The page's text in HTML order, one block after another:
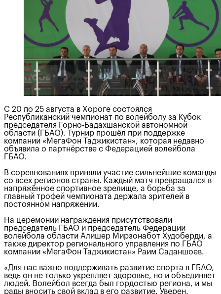
С 20 по 25 августа в Хороге состоялся
Республиканский чемпионат по волейболу за Кубок
председателя Горно-Бадахшанской автономной
области (ГБАО). Турнир прошёл при поддержке
компании «МегаФон Таджикистан», которая недавно
объявила о партнёрстве с Федерацией волейбола
ГБАО.
В соревнованиях приняли участие сильнейшие команды
со всех регионов страны. Каждый матч превращался в
напряжённое спортивное зрелище, а борьба за
главный трофей чемпионата держала зрителей в
постоянном напряжении.
На церемонии награждения присутствовали
председатель ГБАО и председатель Федерации
волейбола области Алишер Мирзонабот Худоберди, а
также директор регионального управления по ГБАО
компании «МегаФон Таджикистан» Раим Саданшоев.
«Для нас важно поддерживать развитие спорта в ГБАО,
ведь он не только укрепляет здоровье, но и объединяет
людей. Волейбол всегда был гордостью региона, и мы
рады вносить свой вклад в его развитие. Уверен,